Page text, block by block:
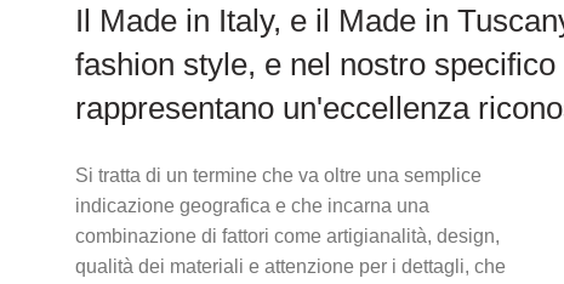
Il Made in Italy, e il Made in
fashion style, e nel nostro
rappresentano un'eccellenza
Si tratta di un termine che va oltre una semplice
indicazione geografica e che incarna una
combinazione di fattori come artigianalità, design,
qualità dei materiali e attenzione per i dettagli, che